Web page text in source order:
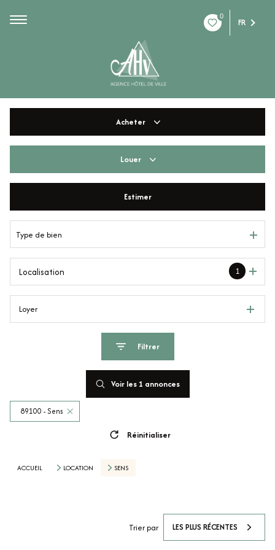
0
FR
Acheter
De l'immo pro
Louer
De l'immo pro
Estimer
Type de bien
1
Localisation
Loyer
Filtrer
Voir les 1 annonces
89100 - Sens
Réinitialiser
ACCUEIL LOCATION SENS
Trier par LES PLUS RÉCENTES